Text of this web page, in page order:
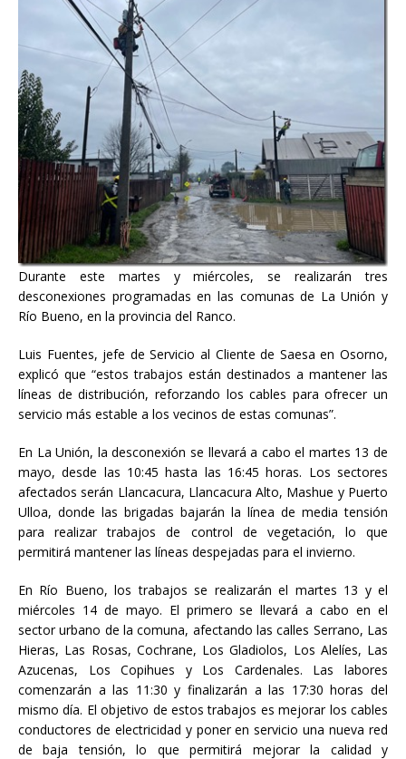
Durante este martes y miércoles, se realizarán tres
desconexiones programadas en las comunas de La Unión y
Río Bueno, en la provincia del Ranco.
Luis Fuentes, jefe de Servicio al Cliente de Saesa en Osorno,
explicó que “estos trabajos están destinados a mantener las
líneas de distribución, reforzando los cables para ofrecer un
servicio más estable a los vecinos de estas comunas”.
En La Unión, la desconexión se llevará a cabo el martes 13 de
mayo, desde las 10:45 hasta las 16:45 horas. Los sectores
afectados serán Llancacura, Llancacura Alto, Mashue y Puerto
Ulloa, donde las brigadas bajarán la línea de media tensión
para realizar trabajos de control de vegetación, lo que
permitirá mantener las líneas despejadas para el invierno.
En Río Bueno, los trabajos se realizarán el martes 13 y el
miércoles 14 de mayo. El primero se llevará a cabo en el
sector urbano de la comuna, afectando las calles Serrano, Las
Hieras, Las Rosas, Cochrane, Los Gladiolos, Los Alelíes, Las
Azucenas, Los Copihues y Los Cardenales. Las labores
comenzarán a las 11:30 y finalizarán a las 17:30 horas del
mismo día. El objetivo de estos trabajos es mejorar los cables
conductores de electricidad y poner en servicio una nueva red
de baja tensión, lo que permitirá mejorar la calidad y